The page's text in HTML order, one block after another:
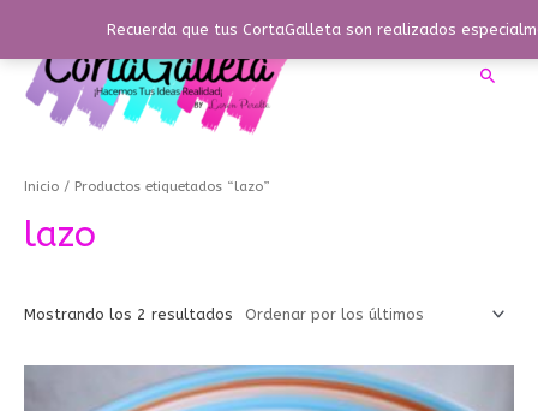
Recuerda que tus CortaGalleta son realizados
contenido
Inicio / Productos etiquetados “lazo”
lazo
Mostrando los 2 resultados
los